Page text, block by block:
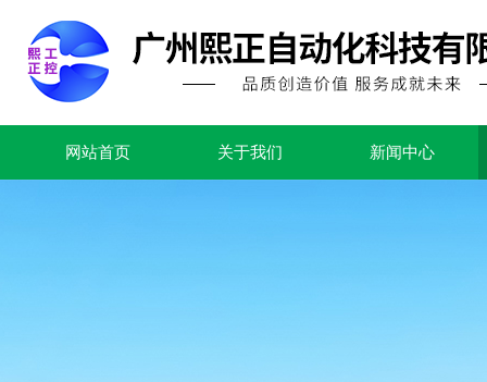
网站首页 关于我们 新闻中心